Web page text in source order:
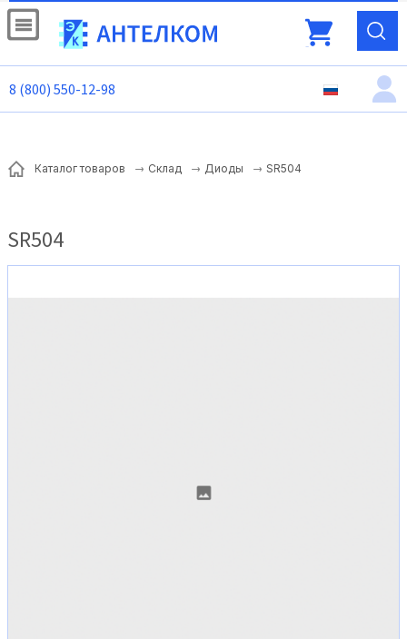
8 (800) 550-12-98
Каталог товаров Склад Диоды SR504
SR504